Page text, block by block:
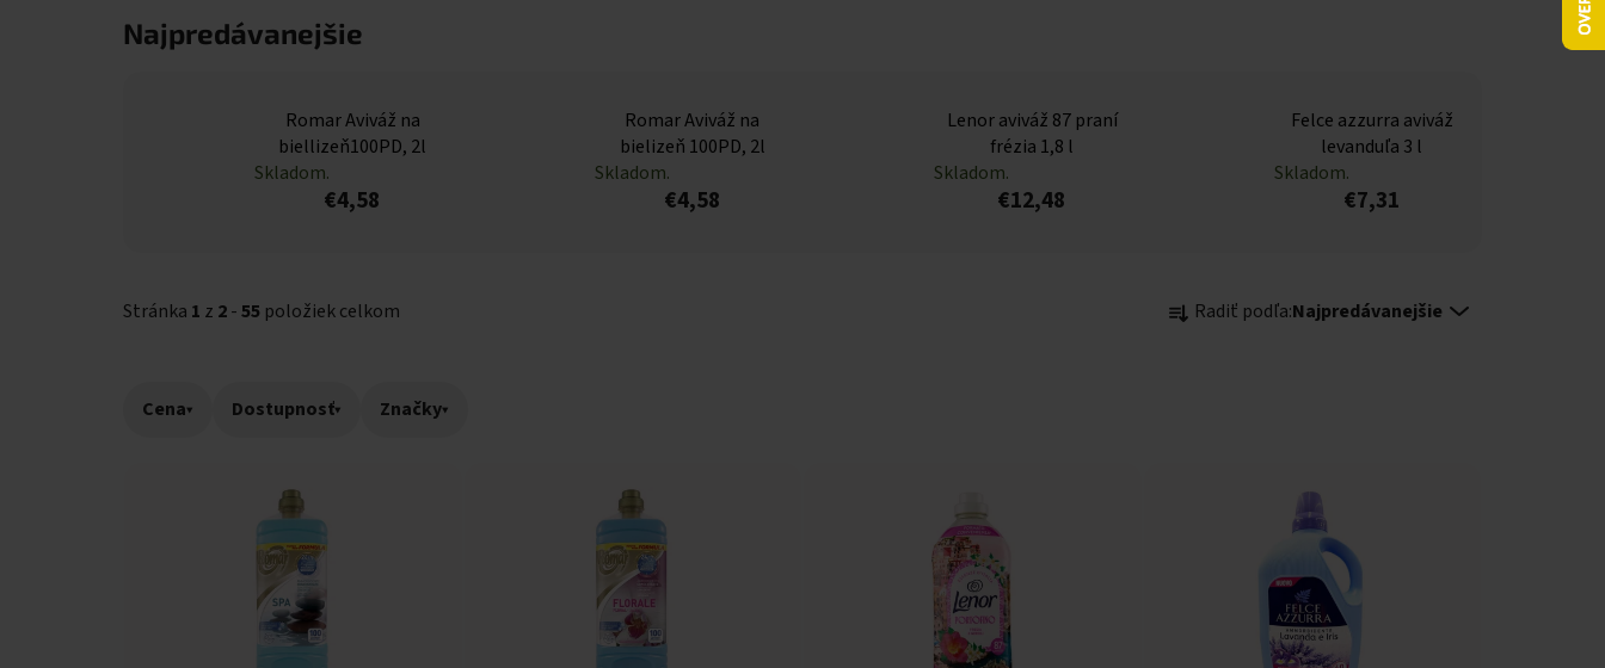
Najpredávanejšie
Romar Aviváž na
biellizeň100PD, 2l
Skladom.
€4,58
Romar Aviváž na
bielizeň 100PD, 2l
Skladom.
€4,58
Lenor aviváž 87 praní
frézia 1,8 l
Skladom.
€12,48
Felce azzurra aviváž
levanduľa 3 l
Skladom.
€7,31
Stránka 1 z 2-55 položiek celkom Radiť podľa:Najpredávanejšie
Cena▾ Dostupnosť▾ Značky▾